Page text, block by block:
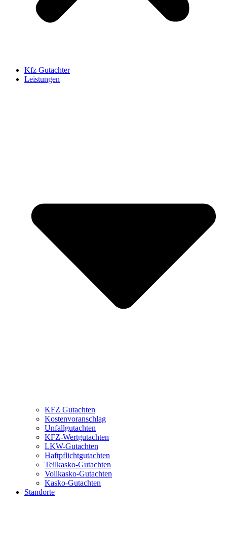
Kfz Gutachter
Leistungen
KFZ Gutachten
Kostenvoranschlag
Unfallgutachten
KFZ-Wertgutachten
LKW-Gutachten
Haftpflichtgutachten
Teilkasko-Gutachten
Vollkasko-Gutachten
Kasko-Gutachten
Standorte